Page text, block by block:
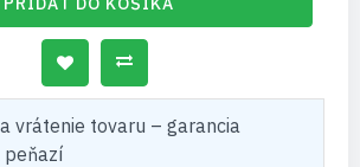
vrátenie tovaru – garancia
peňazí